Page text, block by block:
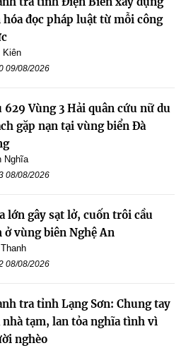
hóa đọc pháp luật từ mỗi công
Kiên
09/08/2026
629 Vùng 3 Hải quân cứu nữ du
gặp nạn tại vùng biển Đà
Nghĩa
08/08/2026
lớn gây sạt lở, cuốn trôi cầu
ở vùng biên Nghệ An
08/08/2026
tra tỉnh Lạng Sơn: Chung tay
nhà tạm, lan tỏa nghĩa tình vì
nghèo